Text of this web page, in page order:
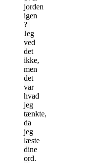
jorden
igen
?
Jeg
ved
det
ikke,
men
det
var
hvad
jeg
tænkte,
da
jeg
læste
dine
ord.